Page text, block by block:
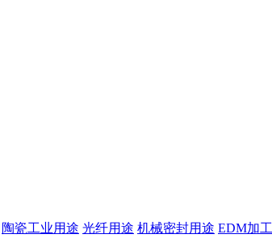
陶瓷工业用途 光纤用途 机械密封用途 EDM加工